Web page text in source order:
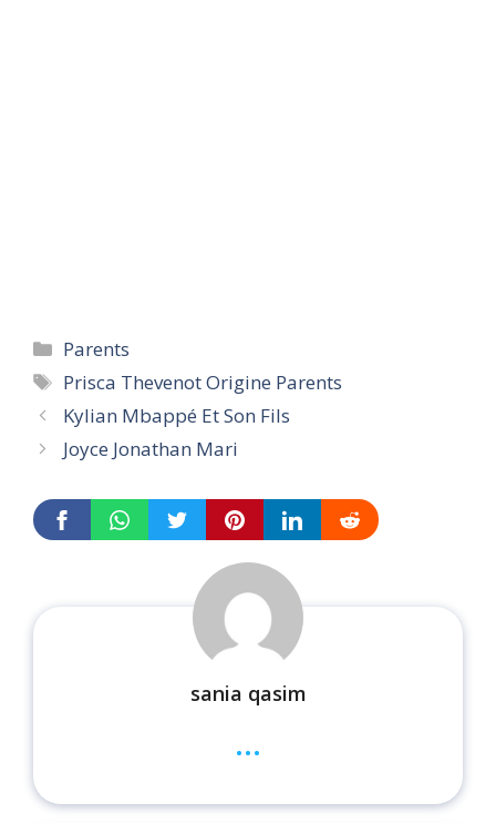
Categories
Parents
Tags
Prisca Thevenot Origine Parents
Kylian Mbappé Et Son Fils
Joyce Jonathan Mari
sania qasim
...